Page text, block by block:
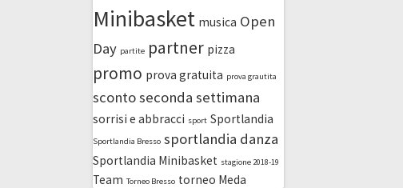
Minibasket musica Open
Day partite partner pizza
promo prova gratuita prova grautita
scontoseconda settimana
sorrisi e abbracci sport Sportlandia
Sportlandia Bresso sportlandia danza
Sportlandia Minibasket stagione 2018-19
Team Torneo Bresso torneo Meda